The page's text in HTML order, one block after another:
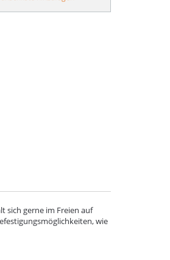
sich gerne im Freien auf
wie